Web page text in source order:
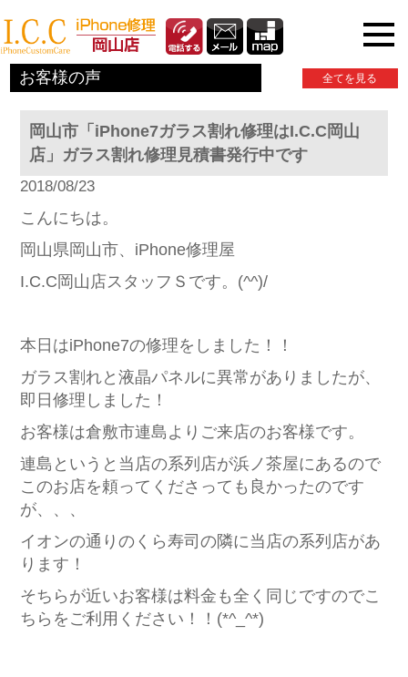
お客様の声 全てを見る
岡山市「iPhone7ガラス割れ修理はI.C.C岡山
店」ガラス割れ修理見積書発行中です
2018/08/23
こんにちは。
岡山県岡山市、iPhone修理屋
I.C.C岡山店スタッフＳです。(^^)/
本日はiPhone7の修理をしました！！
ガラス割れと液晶パネルに異常がありましたが、
即日修理しました！
お客様は倉敷市連島よりご来店のお客様です。
連島というと当店の系列店が浜ノ茶屋にあるので
このお店を頼ってくださっても良かったのです
が、、、
イオンの通りのくら寿司の隣に当店の系列店があ
ります！
そちらが近いお客様は料金も全く同じですのでこ
ちらをご利用ください！！(*^_^*)